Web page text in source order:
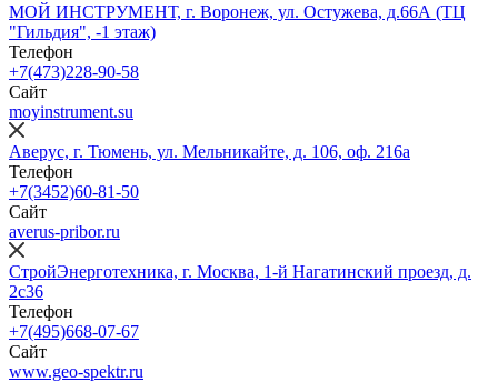
МОЙ ИНСТРУМЕНТ, г. Воронеж, ул. Остужева, д.66А (ТЦ
"Гильдия", -1 этаж)
Телефон
+7(473)228-90-58
Сайт
moyinstrument.su
Аверус, г. Тюмень, ул. Мельникайте, д. 106, оф. 216а
Телефон
+7(3452)60-81-50
Сайт
averus-pribor.ru
СтройЭнерготехника, г. Москва, 1-й Нагатинский проезд, д.
2с36
Телефон
+7(495)668-07-67
Сайт
www.geo-spektr.ru